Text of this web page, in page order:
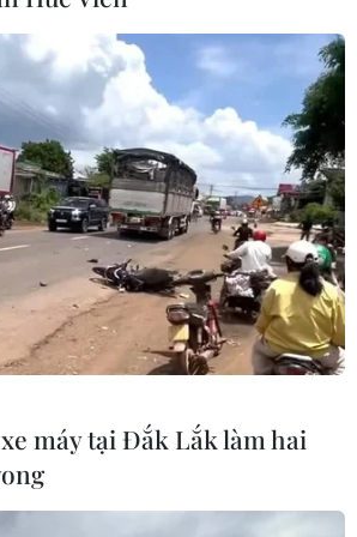
máy tại Đắk Lắk làm hai